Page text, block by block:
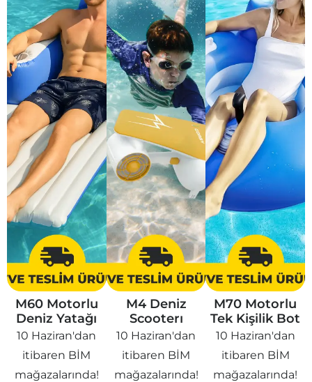
M60 Motorlu
Deniz Yatağı
10 Haziran'dan
itibaren BİM
mağazalarında!
M4 Deniz
Scooterı
10 Haziran'dan
itibaren BİM
mağazalarında!
M70 Motorlu
Tek Kişilik Bot
10 Haziran'dan
itibaren BİM
mağazalarında!